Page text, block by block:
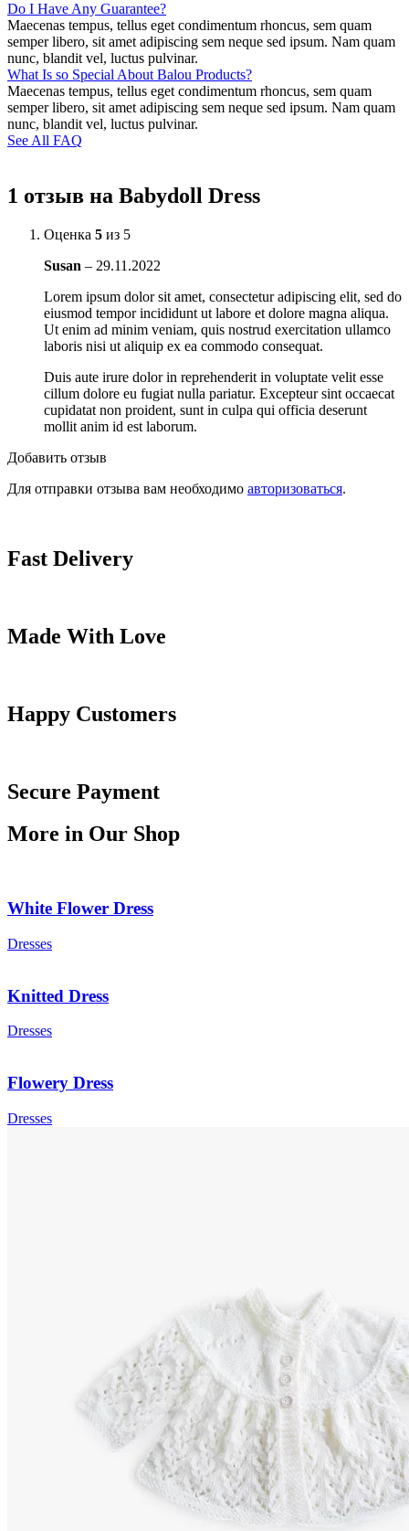
Do I Have Any Guarantee?
Maecenas tempus, tellus eget condimentum rhoncus, sem quam
semper libero, sit amet adipiscing sem neque sed ipsum. Nam quam
nunc, blandit vel, luctus pulvinar.
What Is so Special About Balou Products?
Maecenas tempus, tellus eget condimentum rhoncus, sem quam
semper libero, sit amet adipiscing sem neque sed ipsum. Nam quam
nunc, blandit vel, luctus pulvinar.
See All FAQ
1 отзыв на Babydoll Dress
Оценка 5 из 5
Susan – 29.11.2022
Lorem ipsum dolor sit amet, consectetur adipiscing elit, sed do
eiusmod tempor incididunt ut labore et dolore magna aliqua.
Ut enim ad minim veniam, quis nostrud exercitation ullamco
laboris nisi ut aliquip ex ea commodo consequat.
Duis aute irure dolor in reprehenderit in voluptate velit esse
cillum dolore eu fugiat nulla pariatur. Excepteur sint occaecat
cupidatat non proident, sunt in culpa qui officia deserunt
mollit anim id est laborum.
Добавить отзыв
Для отправки отзыва вам необходимо авторизоваться.
Fast Delivery
Made With Love
Happy Customers
Secure Payment
More in Our Shop
White Flower Dress
Dresses
Knitted Dress
Dresses
Flowery Dress
Dresses